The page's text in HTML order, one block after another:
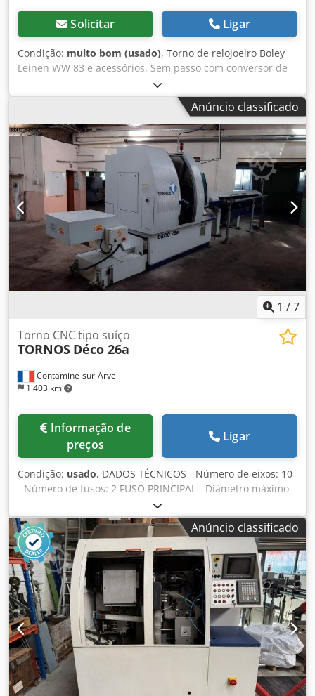
Solicitar Ligar
Condição: muito bom (usado), Torno de relojoeiro Boley
Leinen WW 83 e acessórios. Sem passo com conversor de
frequência. Em ótimo estado, com muitos acessórios,
conforme as imagens. Todas as peças são novas. O motor
original (não mostrado) também faz parte da oferta. Para
além disso, existe uma unidade de moagem externa
completa (também com conversor de frequência) Cjdpfx
Asu Im H Esqqsrf
Anúncio classificado
1 /7
Contamine-sur-Arve
1 403 km
Torno CNC tipo suíço
TORNOS Déco 26a
preços
Ligar
Condição: usado, DADOS TÉCNICOS - Número de eixos: 10
- Número de fusos: 2 FUSO PRINCIPAL - Diâmetro máximo
da barra: 32 [mm] - Curso: 240 [mm] - Velocidade do fuso:
8000 [rpm] - Potência do motor do fuso: 7,5 [kW] -
Resolução mínima do eixo C: 0,1 [graus] FUSO CONTRÁRIO
- Diâmetro máximo da barra: 32 [mm] - Velocidade do fuso:
6000 [rpm] SUPORTE DE BROCAS 1 - Número de posições:
5 SUPORTE DE BROCAS 2 - Número de posições: 5 -
Número de posições motorizadas: 4 - Velocidade das
ferramentas acionadas: 8000 [rpm] Csdpfxezrh Sco Aqqorf
DISPOSITIVO FRONTAL - Número de posições: 4 USINAGEM
CONTRÁRIA - Número de posições: 7 - Número de posições
motorizadas: 3 - Velocidade das ferramentas acionadas:
6000 [rpm] ALIMENTAÇÃO ELÉTRICA - Tensão de
alimentação: 400 [V] - Potência total: 13 [kVA] - Horas de
Anúncio classificado